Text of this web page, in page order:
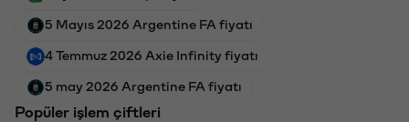
5 Mayıs 2026 Argentine FA fiyatı
4 Temmuz 2026 Axie Infinity fiyatı
5 may 2026 Argentine FA fiyatı
Popüler işlem çiftleri